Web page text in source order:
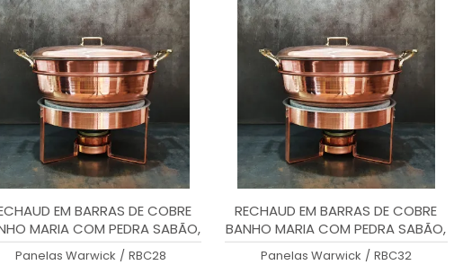
EM BARRAS DE COBRE
MARIA COM PEDRA SABÃO,
28x27cm, 4 Litros
Panelas Warwick / RBC28
RECHAUD EM BARRAS DE COBRE
BANHO MARIA COM PEDRA SABÃO,
32x27cm, 5,2 Litros
Panelas Warwick / RBC32